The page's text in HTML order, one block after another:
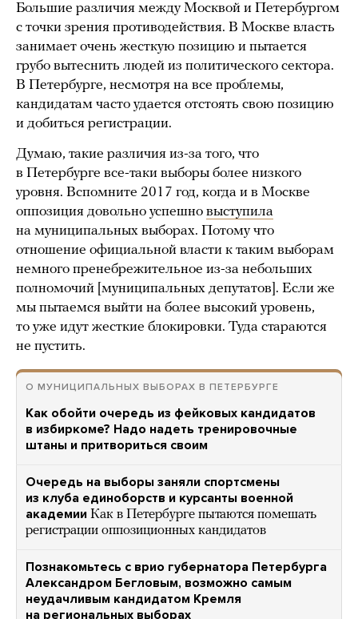
Большие различия между Москвой и Петербургом
с точки зрения противодействия. В Москве власть
занимает очень жесткую позицию и пытается
грубо вытеснить людей из политического сектора.
В Петербурге, несмотря на все проблемы,
кандидатам часто удается отстоять свою позицию
и добиться регистрации.
Думаю, такие различия из-за того, что
в Петербурге все-таки выборы более низкого
уровня. Вспомните 2017 год, когда и в Москве
оппозиция довольно успешно выступила
на муниципальных выборах. Потому что
отношение официальной власти к таким выборам
немного пренебрежительное из-за небольших
полномочий [муниципальных депутатов]. Если же
мы пытаемся выйти на более высокий уровень,
то уже идут жесткие блокировки. Туда стараются
не пустить.
О МУНИЦИПАЛЬНЫХ ВЫБОРАХ В ПЕТЕРБУРГЕ
Как обойти очередь из фейковых кандидатов
в избиркоме? Надо надеть тренировочные
штаны и притвориться своим
Очередь на выборы заняли спортсмены
из клуба единоборств и курсанты военной
академии Как в Петербурге пытаются помешать
регистрации оппозиционных кандидатов
Познакомьтесь с врио губернатора Петербурга
Александром Бегловым, возможно самым
неудачливым кандидатом Кремля
на региональных выборах